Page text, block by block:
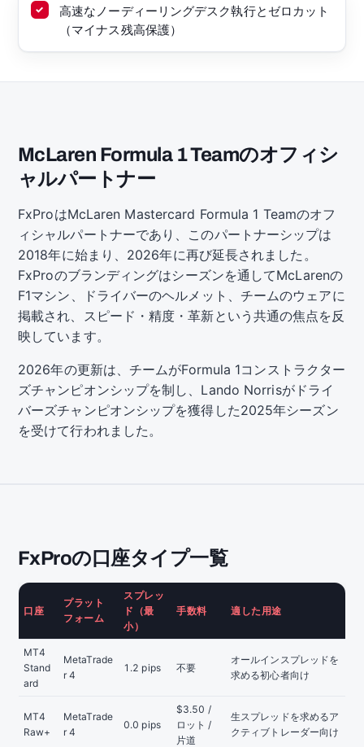
高速なノーディーリングデスク執行とゼロカット
（マイナス残高保護）
McLaren Formula 1 Teamのオフィシ
ャルパートナー
FxProはMcLaren Mastercard Formula 1 Teamのオフ
ィシャルパートナーであり、このパートナーシップは
2018年に始まり、2026年に再び延長されました。
FxProのブランディングはシーズンを通してMcLarenの
F1マシン、ドライバーのヘルメット、チームのウェアに
掲載され、スピード・精度・革新という共通の焦点を反
映しています。
2026年の更新は、チームがFormula 1コンストラクター
ズチャンピオンシップを制し、Lando Norrisがドライ
バーズチャンピオンシップを獲得した2025年シーズン
を受けて行われました。
FxProの口座タイプ一覧
口座
プラット
フォーム
スプレッ
ド（最
小）
手数料 適した用途
MT4
Stand
ard
MetaTrade
r 4
1.2 pips 不要
オールインスプレッドを
求める初心者向け
MT4
Raw+
MetaTrade
r 4
0.0 pips
$3.50 /
ロット /
片道
生スプレッドを求めるア
クティブトレーダー向け